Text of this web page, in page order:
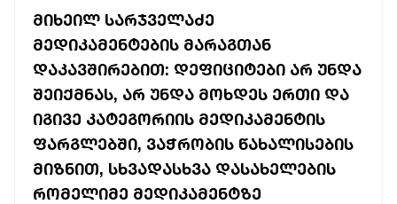
ᲐᲛᲘᲜᲓᲘ
ᲡᲐᲛᲮᲔᲓᲠᲝ
ᲠᲔᲒᲘᲝᲜᲘ
ᲘᲜᲢᲔᲠᲕᲘᲣ
ᲑᲘᲖᲜᲔᲡᲘ
ᲛᲘᲮᲔᲘᲚ ᲡᲐᲠᲯᲕᲔᲚᲐᲫᲔ
ᲛᲔᲓᲘᲙᲐᲛᲔᲜᲢᲔᲑᲘᲡ ᲛᲐᲠᲐᲒᲗᲐᲜ
ᲓᲐᲙᲐᲕᲨᲘᲠᲔᲑᲘᲗ: ᲓᲔᲤᲘᲪᲘᲢᲔᲑᲘ ᲐᲠ ᲣᲜᲓᲐ
ᲨᲔᲘᲥᲛᲜᲐᲡ, ᲐᲠ ᲣᲜᲓᲐ ᲛᲝᲮᲓᲔᲡ ᲔᲠᲗᲘ ᲓᲐ
ᲘᲒᲘᲕᲔ ᲙᲐᲢᲔᲒᲝᲠᲘᲘᲡ ᲛᲔᲓᲘᲙᲐᲛᲔᲜᲢᲘᲡ
ᲤᲐᲠᲒᲚᲔᲑᲨᲘ, ᲕᲐᲭᲠᲝᲑᲘᲡ ᲬᲐᲮᲐᲚᲘᲡᲔᲑᲘᲡ
ᲛᲘᲖᲜᲘᲗ, ᲡᲮᲕᲐᲓᲐᲡᲮᲕᲐ ᲓᲐᲡᲐᲮᲔᲚᲔᲑᲘᲡ
ᲠᲝᲛᲔᲚᲘᲛᲔ ᲛᲔᲓᲘᲙᲐᲛᲔᲜᲢᲖᲔ